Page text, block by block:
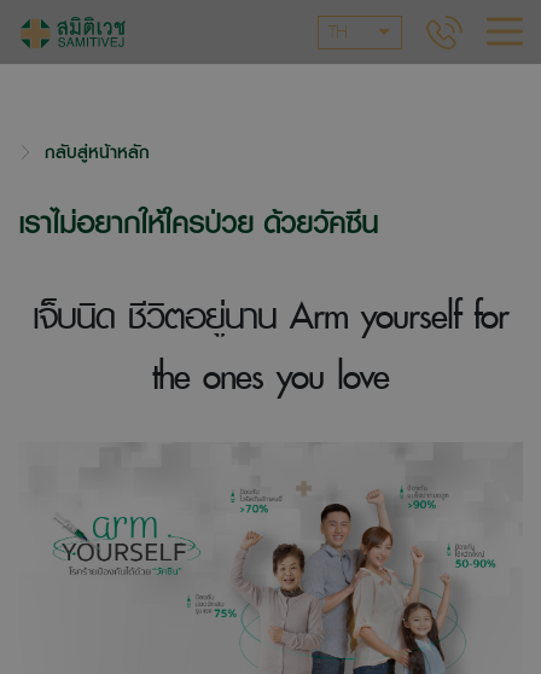
TH
กลับสู่หน้าหลัก
เราไม่อยากให้ใครป่วย ด้วยวัคซีน
เจ็บนิด ชีวิตอยู่นาน Arm yourself for
the ones you love